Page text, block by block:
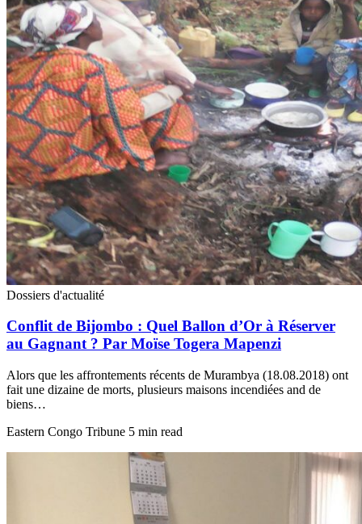
Dossiers d'actualité
Conflit de Bijombo : Quel Ballon d’Or à Réserver
au Gagnant ? Par Moïse Togera Mapenzi
Alors que les affrontements récents de Murambya (18.08.2018) ont
fait une dizaine de morts, plusieurs maisons incendiées and de
biens…
Eastern Congo Tribune 5 min read